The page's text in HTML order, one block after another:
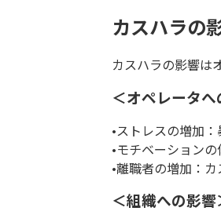
カスハラの
カスハラの影響は
＜オペレータへ
•ストレスの増加
•モチベーション
•離職者の増加：
＜組織への影響